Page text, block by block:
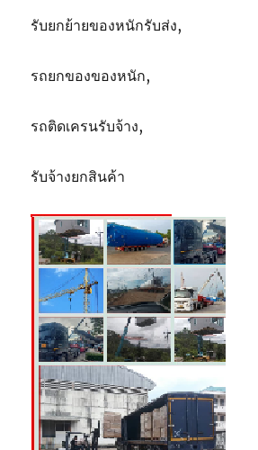
รับยกย้ายของหนักรับส่ง,
รถยกของของหนัก,
รถติดเครนรับจ้าง,
รับจ้างยกสินค้า